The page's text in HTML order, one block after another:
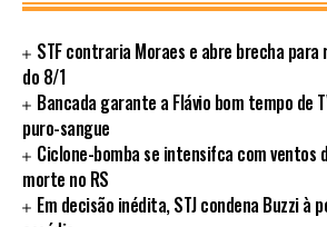
STF contraria Moraes e abre brecha para
do 8/1
Bancada garante a Flávio bom tempo de
puro-sangue
Ciclone-bomba se intensifca com ventos
morte no RS
Em decisão inédita, STJ condena Buzzi à